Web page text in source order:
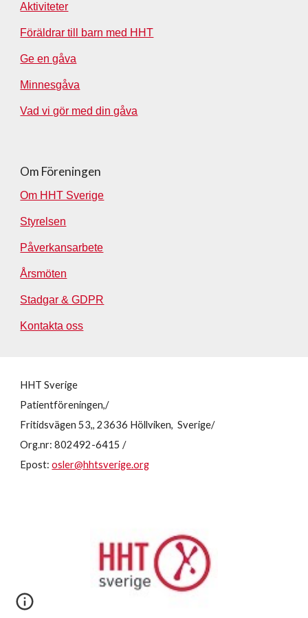
Aktiviteter
Föräldrar till barn med HHT
Ge en gåva
Minnesgåva
Vad vi gör med din gåva
Om Föreningen
Om HHT Sverige
Styrelsen
Påverkansarbete
Årsmöten
Stadgar & GDPR
Kontakta oss
HHT Sverige
Patientföreningen,/
Fritidsvägen 53,, 23636 Höllviken, Sverige/
Org.nr: 802492-6415 /
Epost:osler@hhtsverige.org